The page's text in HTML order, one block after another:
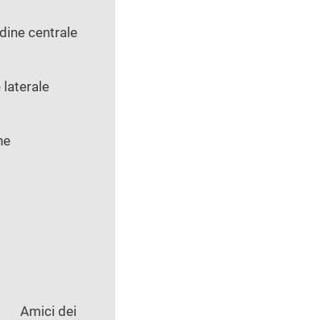
centrale
laterale
Amici dei